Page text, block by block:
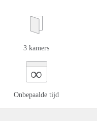
3 kamers
∞
Onbepaalde tijd